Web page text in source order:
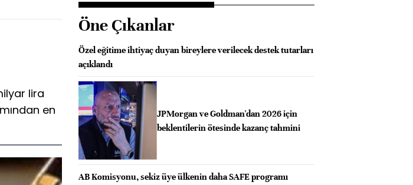
lira
en
Öne Çıkanlar
Özel eğitime ihtiyaç duyan bireylere verilecek destek tutarları
açıklandı
JPMorgan ve Goldman'dan 2026 için
beklentilerin ötesinde kazanç tahmini
AB Komisyonu, sekiz üye ülkenin daha SAFE programı